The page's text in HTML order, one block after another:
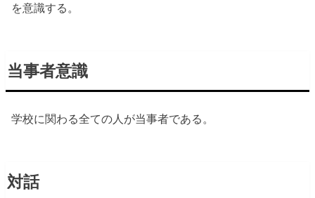
を意識する。
当事者意識
学校に関わる全ての人が当事者である。
対話